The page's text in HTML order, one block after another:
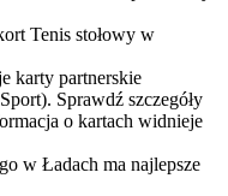
Tenis stołowy w
karty partnerskie
Sprawdź szczegóły
o kartach widnieje
w Ładach ma najlepsze